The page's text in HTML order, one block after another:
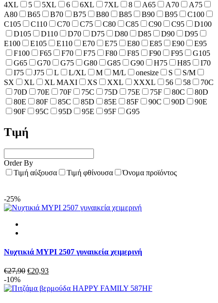
4XL
5 5XL 6 6XL 7XL 8 A65 A70
A75
A80
B65 B70 B75 B80 B85 B90 B95
C100
C105
C110 C70 C75 C80 C85 C90 C95
D100
D105
D110 D70 D75 D80 D85 D90
D95
E100
E105 E110 E70 E75 E80 E85 E90
E95
F100
F65 F70 F75 F80 F85 F90 F95
G105
G65
G70 G75 G80 G85 G90 H75 H85
I70
I75
J75 L L/XL M M/L onesize S
S/M
SX
XL XL MAXI XS XXL XXXL 56 58
70C
70D
70E 70F 75C 75D 75E 75F 80C
80D
80E
80F 85C 85D 85E 85F 90C 90D
90E
90F
95C 95D 95E 95F G95
Τιμή
Order By
Τιμή αύξουσα
Τιμή φθίνουσα Όνομα προϊόντος
-25%
Νυχτικιά MYPI 2507 γυναικεία χειμερινή
€27,90 Original
was:
€20,93Η
τιμή
-10%